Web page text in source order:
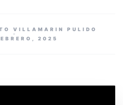
VILLAMARIN PULIDO
2025